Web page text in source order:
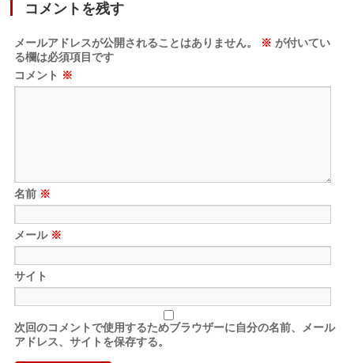
コメントを残す
メールアドレスが公開されることはありません。 ※ が付いてい
る欄は必須項目です
コメント ※
名前 ※
メール ※
サイト
次回のコメントで使用するためブラウザーに自分の名前、メール
アドレス、サイトを保存する。